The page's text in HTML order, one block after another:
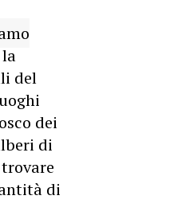
del
dei
di
di